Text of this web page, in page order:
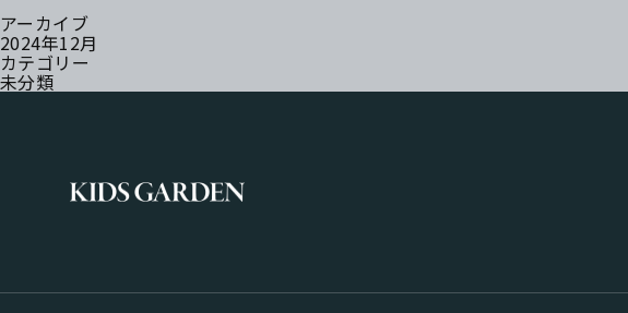
アーカイブ
2024年12月
カテゴリー
未分類